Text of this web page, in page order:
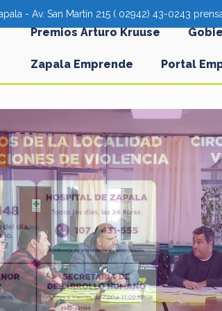
Premios Arturo Kruuse
Zapala Emprende Portal
- Av. San Martín 215 ( 02942) 43-0243